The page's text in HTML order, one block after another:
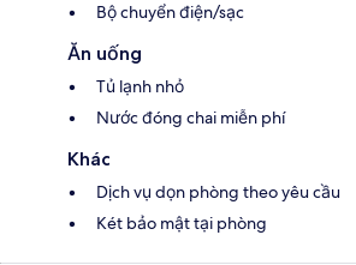
Bộ chuyển điện/sạc
Ăn uống
Tủ lạnh nhỏ
Nước đóng chai miễn phí
Khác
Dịch vụ dọn phòng theo yêu cầu
Két bảo mật tại phòng